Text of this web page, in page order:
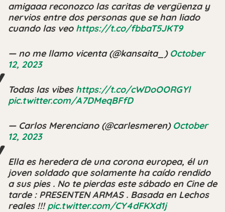
amigaaa reconozco las caritas de vergüenza y
nervios entre dos personas que se han liado
cuando las veo https://t.co/fbbaT5JKT9
— no me llamo vicenta (@kansaita_) October
12, 2023
Todas las vibes https://t.co/cWDoOORGYl
pic.twitter.com/A7DMeqBFfD
— Carlos Merenciano (@carlesmeren) October
12, 2023
Ella es heredera de una corona europea, él un
joven soldado que solamente ha caído rendido
a sus pies . No te pierdas este sábado en Cine de
tarde : PRESENTEN ARMAS . Basada en Lechos
reales !!!pic.twitter.com/CY4dFKXd1j